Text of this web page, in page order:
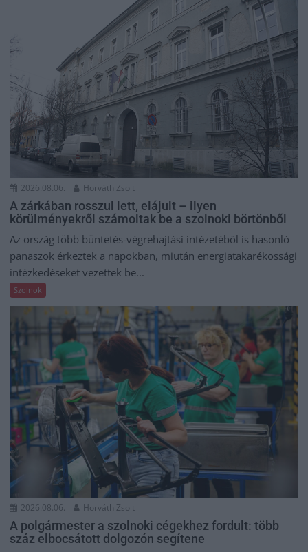
2026.08.06. Horváth Zsolt
A zárkában rosszul lett, elájult – ilyen
körülményekről számoltak be a szolnoki börtönből
Az ország több büntetés-végrehajtási intézetéből is hasonló
panaszok érkeztek a napokban, miután energiatakarékossági
intézkedéseket vezettek be...
Szolnok
2026.08.06. Horváth Zsolt
A polgármester a szolnoki cégekhez fordult: több
száz elbocsátott dolgozón segítene